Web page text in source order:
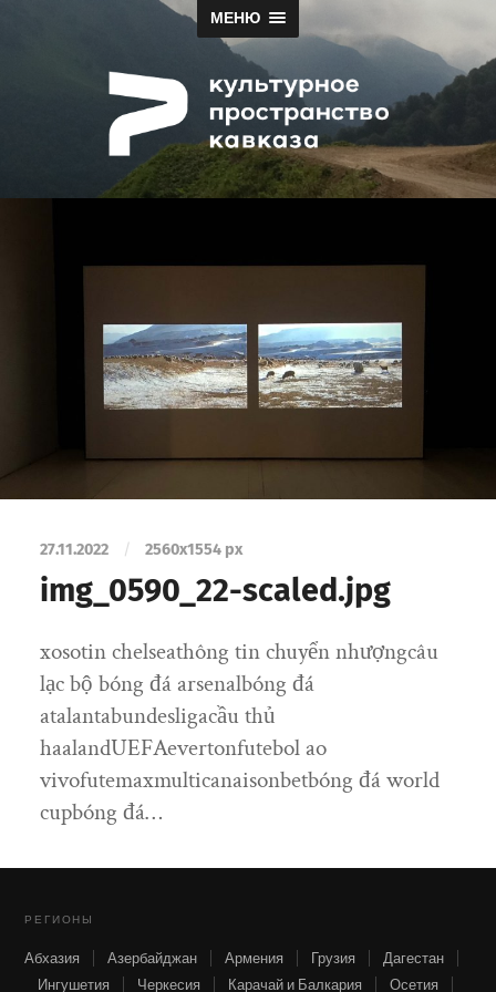
МЕНЮ
27.11.2022 / 2560x1554 px
img_0590_22-scaled.jpg
xosotin chelseathông tin chuyển nhượngcâu
lạc bộ bóng đá arsenalbóng đá
atalantabundesligacầu thủ
haalandUEFAevertonfutebol ao
vivofutemaxmulticanaisonbetbóng đá world
cupbóng đá…
РЕГИОНЫ
Абхазия Азербайджан Армения Грузия
Дагестан
Ингушетия
Черкесия Карачай и Балкария Осетия